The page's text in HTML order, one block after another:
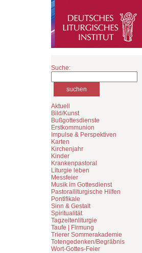
Suche:
Aktuell
Bild/Kunst
Bußgottesdienste
Erstkommunion
Impulse & Perspektiven
Karten
Kirchenjahr
Kinder
Krankenpastoral
Liturgie leben
Messfeier
Musik im Gottesdienst
Pastoralliturgische Hilfen
Pontifikale
Sinn & Gestalt
Spiritualität
Tagzeitenliturgie
Taufe | Firmung
Trierer Sommerakademie
Totengedenken/Begräbnis
Wort-Gottes-Feier